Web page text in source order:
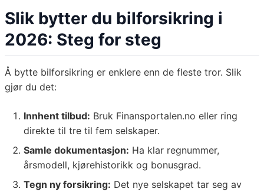
Slik bytter du bilforsikring i
2026: Steg for steg
Å bytte bilforsikring er enklere enn de fleste tror. Slik
gjør du det:
Innhent tilbud: Bruk Finansportalen.no eller ring
direkte til tre til fem selskaper.
Samle dokumentasjon: Ha klar regnummer,
årsmodell, kjørehistorikk og bonusgrad.
Tegn ny forsikring: Det nye selskapet tar seg av